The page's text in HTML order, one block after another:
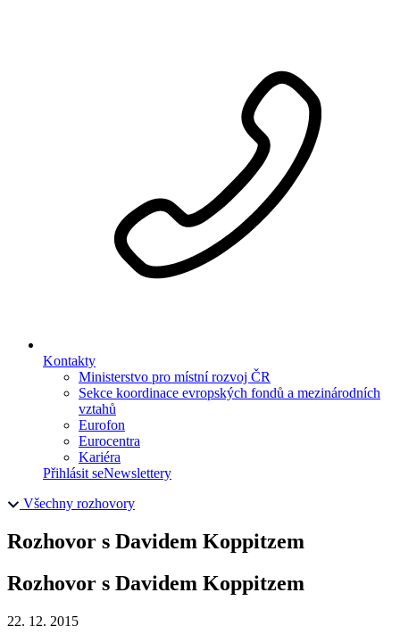
Kontakty
Ministerstvo pro místní rozvoj ČR
Sekce koordinace evropských fondů a mezinárodních
vztahů
Eurofon
Eurocentra
Kariéra
Přihlásit seNewslettery
Všechny rozhovory
Rozhovor s Davidem Koppitzem
Rozhovor s Davidem Koppitzem
22. 12. 2015